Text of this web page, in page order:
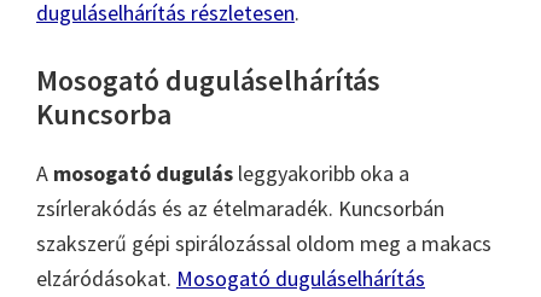
duguláselhárítás részletesen.
Mosogató duguláselhárítás
Kuncsorba
A mosogató dugulás leggyakoribb oka a
zsírlerakódás és az ételmaradék. Kuncsorbán
szakszerű gépi spirálozással oldom meg a makacs
elzáródásokat. Mosogató duguláselhárítás